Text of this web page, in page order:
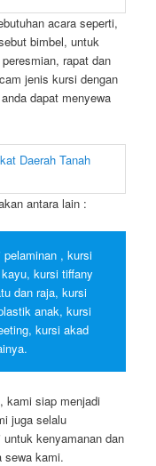
acara seperti,
bimbel, untuk
rapat dan
jenis kursi dengan
dapat menyewa
antara lain :
, kursi
kursi tiffany
dan raja, kursi
anak, kursi
kursi akad
kami siap menjadi
juga selalu
kenyamanan dan
sewa kami.